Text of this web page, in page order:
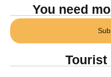
You need
Tourist